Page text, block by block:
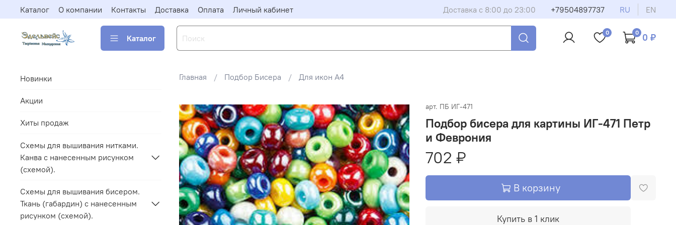
Каталог О компании Контакты Доставка Оплата Личный кабинет Доставка с 8:00 до 23:00 +79504897737 RU EN
Каталог
0 0 0 ₽
Главная Подбор Бисера Для икон А4
арт. ПБ ИГ-471
Подбор бисера для картины ИГ-471 Петр
и Феврония
702 ₽
В корзину
Купить в 1 клик
Новинки
Акции
Хиты продаж
Схемы для вышивания нитками.
Канва с нанесенным рисунком
(схемой).
Схемы для вышивания бисером.
Ткань (габардин) с нанесенным
рисунком (схемой).